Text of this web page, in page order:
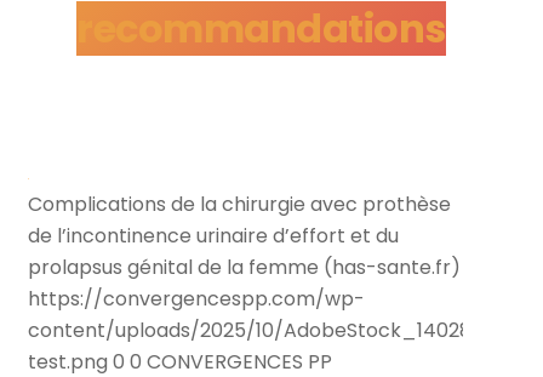
recommandations
Complications de la chirurgie avec prothèse
de l’incontinence urinaire d’effort et du
prolapsus génital de la femme (has-sante.fr)
https://convergencespp.com/wp-
content/uploads/2025/10/AdobeStock_140286989-
test.png 0 0 CONVERGENCES PP